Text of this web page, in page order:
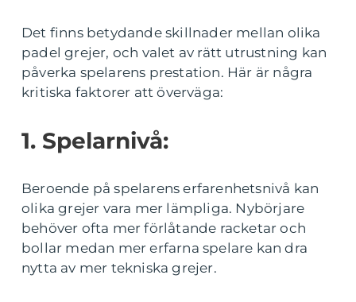
Det finns betydande skillnader mellan olika
padel grejer, och valet av rätt utrustning kan
påverka spelarens prestation. Här är några
kritiska faktorer att överväga:
1. Spelarnivå:
Beroende på spelarens erfarenhetsnivå kan
olika grejer vara mer lämpliga. Nybörjare
behöver ofta mer förlåtande racketar och
bollar medan mer erfarna spelare kan dra
nytta av mer tekniska grejer.